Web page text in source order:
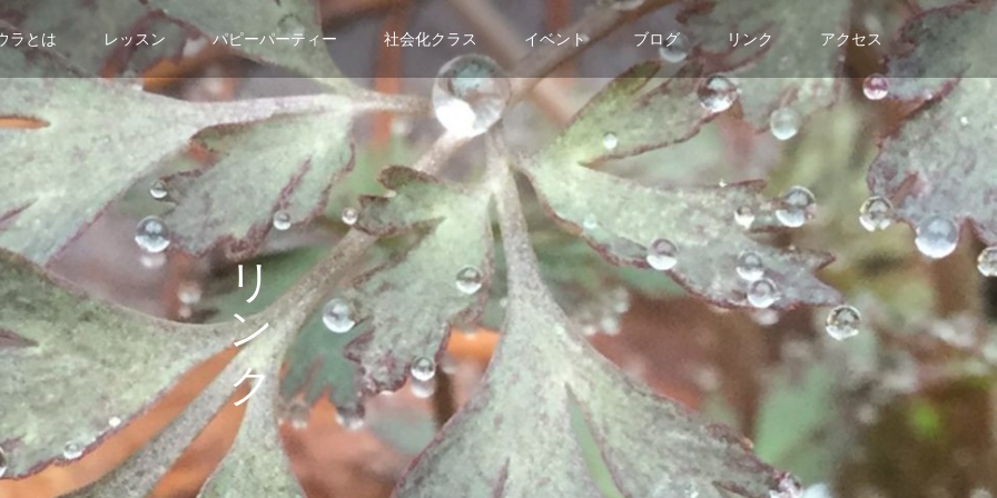
ラとは レッスン パピーパーティー 社会化クラス イベント ブログ リンク アクセス
リンク